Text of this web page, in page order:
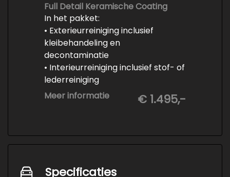
polijsten
Full Detail Keramische Coating
In het pakket:
• Exterieurreiniging inclusief
kleibehandeling en
decontaminatie
• Interieurreiniging inclusief stof- of
lederreiniging
• 3-staps lakcorrectie
• Keramische Coating (+/- 5 jaar)
Meer informatie € 1.495,-
Specificaties